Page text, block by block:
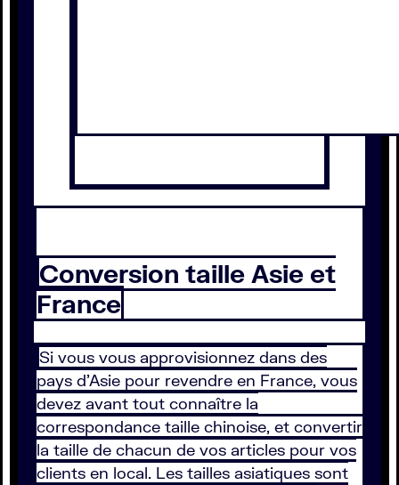
Conversion taille Asie et
France
Si vous vous approvisionnez dans des
pays d’Asie pour revendre en France, vous
devez avant tout connaître la
correspondance taille chinoise, et convertir
la taille de chacun de vos articles pour vos
clients en local. Les tailles asiatiques sont